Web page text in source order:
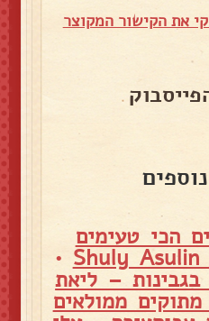
את הקישור המקוצר
הכי טעימים
•
בגבינות – ליאת
מתוקים ממולאים